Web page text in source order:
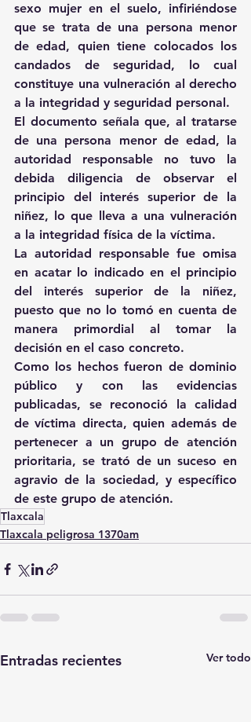
sexo mujer en el suelo, infiriéndose
que se trata de una persona menor
de edad, quien tiene colocados los
candados de seguridad, lo cual
constituye una vulneración al derecho
a la integridad y seguridad personal.
El documento señala que, al tratarse
de una persona menor de edad, la
autoridad responsable no tuvo la
debida diligencia de observar el
principio del interés superior de la
niñez, lo que lleva a una vulneración
a la integridad física de la víctima.
La autoridad responsable fue omisa
en acatar lo indicado en el principio
del interés superior de la niñez,
puesto que no lo tomó en cuenta de
manera primordial al tomar la
decisión en el caso concreto.
Como los hechos fueron de dominio
público y con las evidencias
publicadas, se reconoció la calidad
de víctima directa, quien además de
pertenecer a un grupo de atención
prioritaria, se trató de un suceso en
agravio de la sociedad, y específico
de este grupo de atención.
Tlaxcala
Tlaxcala peligrosa 1370am
Entradas recientes Ver todo